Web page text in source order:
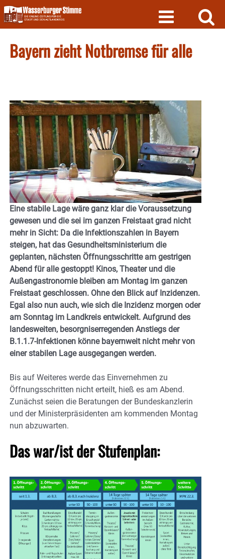
Skip
to
content
Bayern zieht Notbremse für alle
Eine stabile Lage wäre ganz klar die Voraussetzung
gewesen und die sei im ganzen Freistaat grad nicht
mehr in Sicht: Da die Infektionszahlen in Bayern
steigen, hat das Gesundheitsministerium die
geplanten, nächsten Öffnungsschritte am gestrigen
Abend für alle gestoppt! Kinos, Theater und die
Außengastronomie bleiben am Montag im ganzen
Freistaat geschlossen. Ohne den Blick auf Inzidenzen.
Egal also nun auch, wie sich die Inzidenz morgen oder
am Sonntag im Landkreis entwickelt. Aufgrund des
landesweiten, besorgniserregenden Anstiegs der
B.1.1.7-Infektionen könne bayernweit nicht mehr von
einer stabilen Lage ausgegangen werden.
Bis auf Weiteres werde das Einvernehmen zu
Öffnungsschritten nicht erteilt, hieß es am Abend.
Zunächst seien die Beratungen der Bundeskanzlerin
und der Ministerpräsidenten am kommenden Montag
nun abzuwarten.
Das war/ist der Stufenplan: